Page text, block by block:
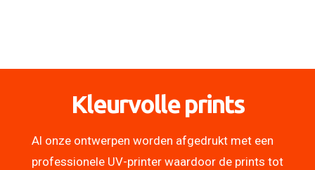
Kleurvolle prints
Al onze ontwerpen worden afgedrukt met een
professionele UV-printer waardoor de prints tot